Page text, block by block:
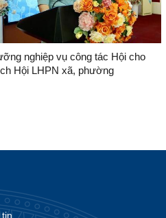
nghiệp vụ công tác Hội cho
Hội LHPN xã, phường